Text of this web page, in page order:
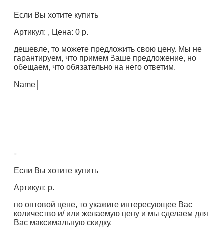
Если Вы хотите купить
Артикул: , Цена: 0 р.
дешевле, то можете предложить свою цену. Мы не
гарантируем, что примем Ваше предложение, но
обещаем, что обязательно на него ответим.
Name
×
Если Вы хотите купить
Артикул: р.
по оптовой цене, то укажите интересующее Вас
количество и/ или желаемую цену и мы сделаем для
Вас максимальную скидку.